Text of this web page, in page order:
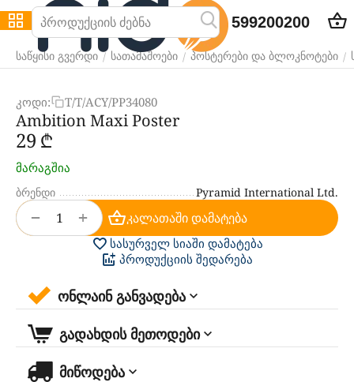
599200200
საწყისი გვერდი / სათამაშოები / პოსტერები და ბლოკნოტები /
კოდი: T/T/ACY/PP34080
Ambition Maxi Poster
‍29‍ ₾
მარაგშია
ბრენდი Pyramid International Ltd.
+
− კალათაში დამატება
სასურველ სიაში დამატება
პროდუქციის შედარება
ონლაინ განვადება
გადახდის მეთოდები
მიწოდება